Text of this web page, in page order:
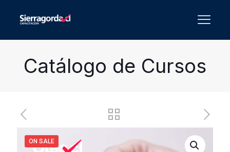
Catálogo de Cursos
ON SALE